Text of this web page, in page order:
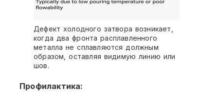
Дефект холодного затвора возникает,
когда два фронта расплавленного
металла не сплавляются должным
образом, оставляя видимую линию или
шов.
Профилактика: